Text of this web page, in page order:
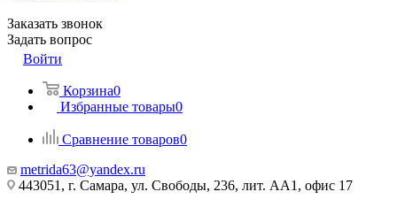
Заказать звонок
Задать вопрос
Войти
Корзина0
Избранные товары0
Сравнение товаров0
metrida63@yandex.ru
443051, г. Самара, ул. Свободы, 236, лит. АА1, офис 17